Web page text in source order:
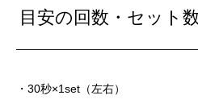
目安の回数・セット
・30秒×1set（左右）